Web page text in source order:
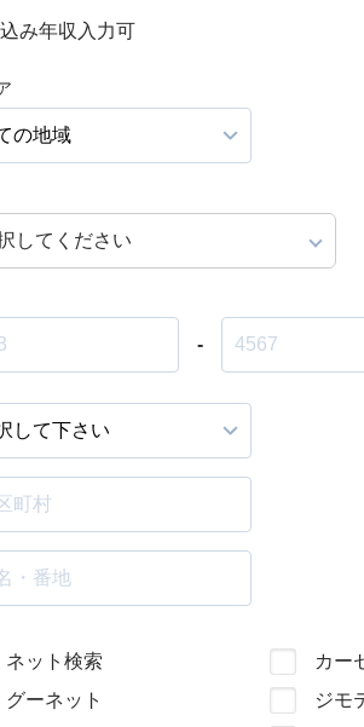
み年収入力可
してください
-
ネット検索
カー
グーネット
ジモ